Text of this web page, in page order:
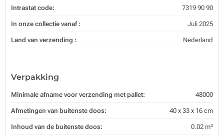
Intrastat code: 7319 90 90
In onze collectie vanaf : Juli 2025
Land van verzending : Nederland
Verpakking
Minimale afname voor verzending met pallet: 48000
Afmetingen van buitenste doos: 40 x 33 x 16 cm
Inhoud van de buitenste doos: 0.02 m³